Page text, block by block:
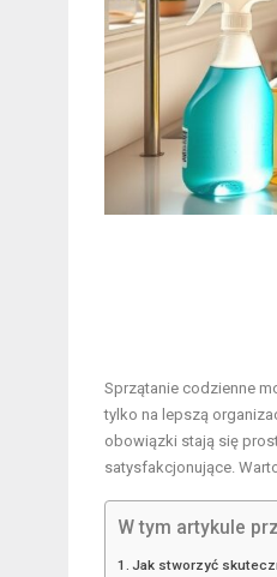
Sprzątanie codzienne
tylko na lepszą
obowiązki stają się
satysfakcjonujące.
W tym artykule
Jak stworzyć